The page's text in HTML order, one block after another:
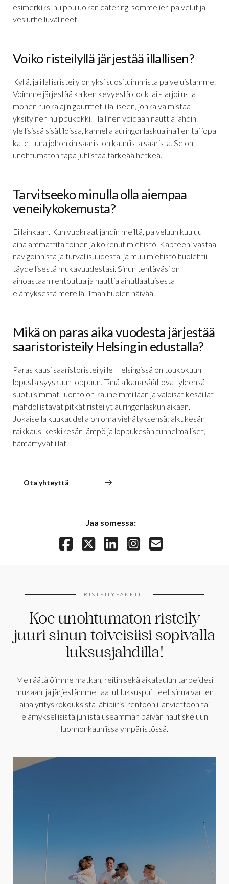
esimerkiksi huippuluokan catering, sommelier-palvelut ja
vesiurheiluvälineet.
Voiko risteilyllä järjestää illallisen?
Kyllä, ja illallisristeily on yksi suosituimmista palveluistamme.
Voimme järjestää kaiken kevyestä cocktail-tarjoilusta
monen ruokalajin gourmet-illalliseen, jonka valmistaa
yksityinen huippukokki. Illallinen voidaan nauttia jahdin
ylellisissä sisätiloissa, kannella auringonlaskua ihaillen tai jopa
katettuna johonkin saariston kauniista saarista. Se on
unohtumaton tapa juhlistaa tärkeää hetkeä.
Tarvitseeko minulla olla aiempaa
veneilykokemusta?
Ei lainkaan. Kun vuokraat jahdin meiltä, palveluun kuuluu
aina ammattitaitoinen ja kokenut miehistö. Kapteeni vastaa
navigoinnista ja turvallisuudesta, ja muu miehistö huolehtii
täydellisestä mukavuudestasi. Sinun tehtäväsi on
ainoastaan rentoutua ja nauttia ainutlaatuisesta
elämyksestä merellä, ilman huolen häivää.
Mikä on paras aika vuodesta järjestää
saaristoristeily Helsingin edustalla?
Paras kausi saaristoristeilyille Helsingissä on toukokuun
lopusta syyskuun loppuun. Tänä aikana säät ovat yleensä
suotuisimmat, luonto on kauneimmillaan ja valoisat kesäillat
mahdollistavat pitkät risteilyt auringonlaskun aikaan.
Jokaisella kuukaudella on oma viehätyksensä: alkukesän
raikkaus, keskikesän lämpö ja loppukesän tunnelmalliset,
hämärtyvät illat.
Ota yhteyttä
Jaa somessa:
RISTEILYPAKETIT
Koe unohtumaton risteily
juuri sinun toiveisiisi sopivalla
luksusjahdilla!
Me räätälöimme matkan, reitin sekä aikataulun tarpeidesi
mukaan, ja järjestämme taatut luksuspuitteet sinua varten
aina yrityskokouksista lähipiirisi rentoon illanviettoon tai
elämyksellisistä juhlista useamman päivän nautiskeluun
luonnonkauniissa ympäristössä.